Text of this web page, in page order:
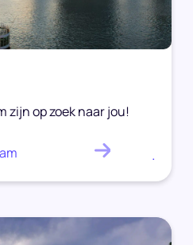
zijn op zoek naar jou!
.